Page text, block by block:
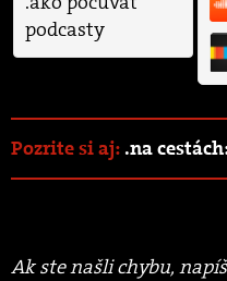
podcasty
Pozrite si aj:.na
Ak ste našli chybu,